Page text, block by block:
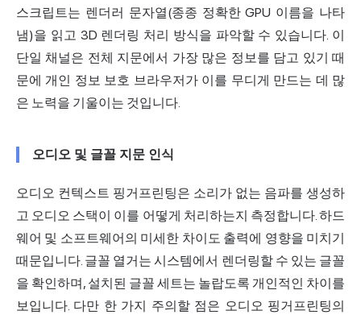
스크립트는 렌더러 문자열(종종 정확한 GPU 이름을 나타
냄)을 읽고 3D 렌더링 처리 방식을 파악할 수 있습니다. 이
단일 채널은 전체 지문에서 가장 많은 정보를 담고 있기 때
문에 개인 정보 보호 브라우저가 이를 무디게 만드는 데 많
은 노력을 기울이는 것입니다.
오디오 및 글꼴 지문 인식
오디오 컨텍스트 핑거프린팅은 소리가 없는 음파를 생성하
고 오디오 스택이 이를 어떻게 처리하는지 측정합니다. 하드
웨어 및 소프트웨어의 미세한 차이도 출력에 영향을 미치기
때문입니다. 글꼴 열거는 시스템에서 렌더링할 수 있는 글꼴
을 확인하며, 설치된 글꼴 세트는 놀랍도록 개인적인 차이를
보입니다. 다만 한 가지 주의할 점은 오디오 핑거프린팅의